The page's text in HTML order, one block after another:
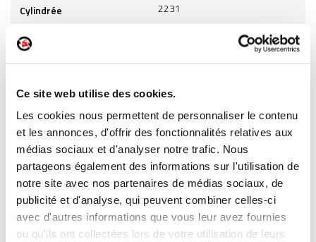
Ce site web utilise des cookies.
Les cookies nous permettent de personnaliser le contenu
et les annonces, d'offrir des fonctionnalités relatives aux
médias sociaux et d'analyser notre trafic. Nous
partageons également des informations sur l'utilisation de
notre site avec nos partenaires de médias sociaux, de
publicité et d'analyse, qui peuvent combiner celles-ci
avec d'autres informations que vous leur avez fournies
ou qu'ils ont collectées lors de votre utilisation de leurs
Cylindrée 2231
Puissance
GO
INFORMATIONS PRODUITS
Garantie
jusqu'à 2
ans(1)
Livraison dès
24h
Reconditionné
en France